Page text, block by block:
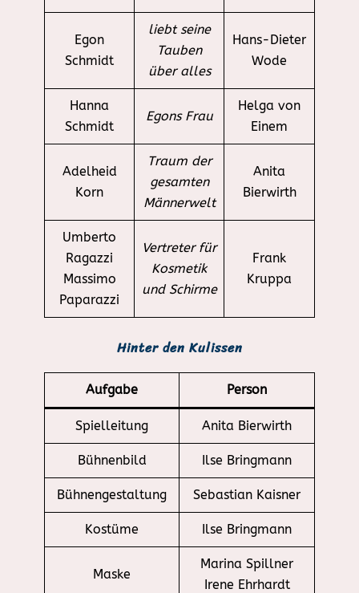
Egon
Schmidt
liebt seine
Tauben
über alles
Hans-Dieter
Wode
Hanna
Schmidt
Egons Frau
Helga von
Einem
Adelheid
Korn
Traum der
gesamten
Männerwelt
Anita
Bierwirth
Umberto
Ragazzi
Massimo
Paparazzi
Vertreter für
Kosmetik
und Schirme
Frank
Kruppa
Hinter den Kulissen
Aufgabe Person
Spielleitung Anita Bierwirth
Bühnenbild Ilse Bringmann
Bühnengestaltung Sebastian Kaisner
Kostüme Ilse Bringmann
Maske
Marina Spillner
Irene Ehrhardt